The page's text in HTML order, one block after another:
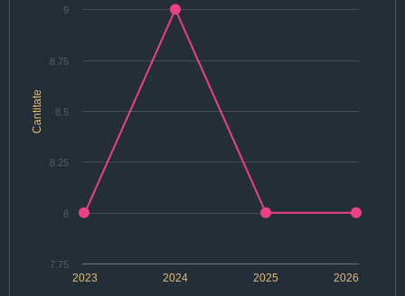
Cantitate
2024 2026
2023 2025
7.75
8
8.25
8.5
8.75
9